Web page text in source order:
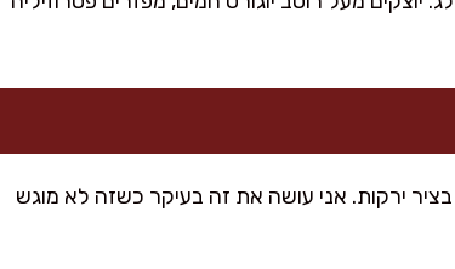
ירקות. אני עושה את זה בעיקר כשזה לא מוגש